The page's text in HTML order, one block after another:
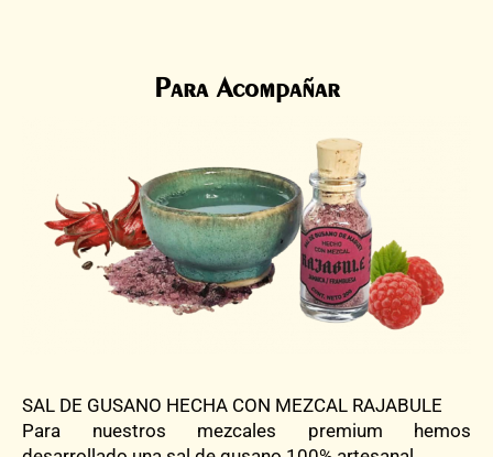
Para Acompañar
SAL DE GUSANO HECHA CON MEZCAL RAJABULE
Para nuestros mezcales premium hemos